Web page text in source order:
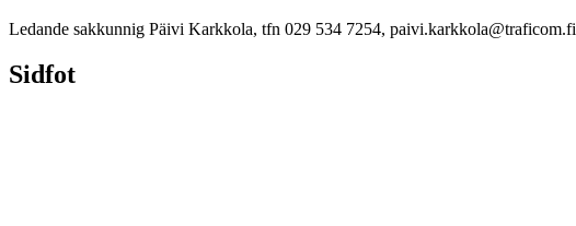
Ledande sakkunnig Päivi Karkkola, tfn 029 534 7254, paivi.karkkola@traficom.fi
Sidfot